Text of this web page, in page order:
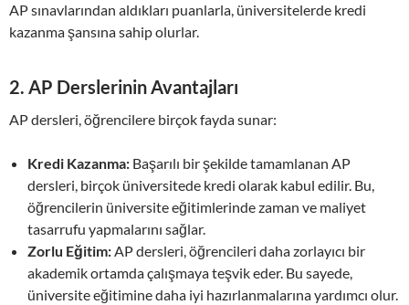
AP sınavlarından aldıkları puanlarla, üniversitelerde kredi
kazanma şansına sahip olurlar.
2. AP Derslerinin Avantajları
AP dersleri, öğrencilere birçok fayda sunar:
Kredi Kazanma: Başarılı bir şekilde tamamlanan AP
dersleri, birçok üniversitede kredi olarak kabul edilir. Bu,
öğrencilerin üniversite eğitimlerinde zaman ve maliyet
tasarrufu yapmalarını sağlar.
Zorlu Eğitim:AP dersleri, öğrencileri daha zorlayıcı bir
akademik ortamda çalışmaya teşvik eder. Bu sayede,
üniversite eğitimine daha iyi hazırlanmalarına yardımcı olur.